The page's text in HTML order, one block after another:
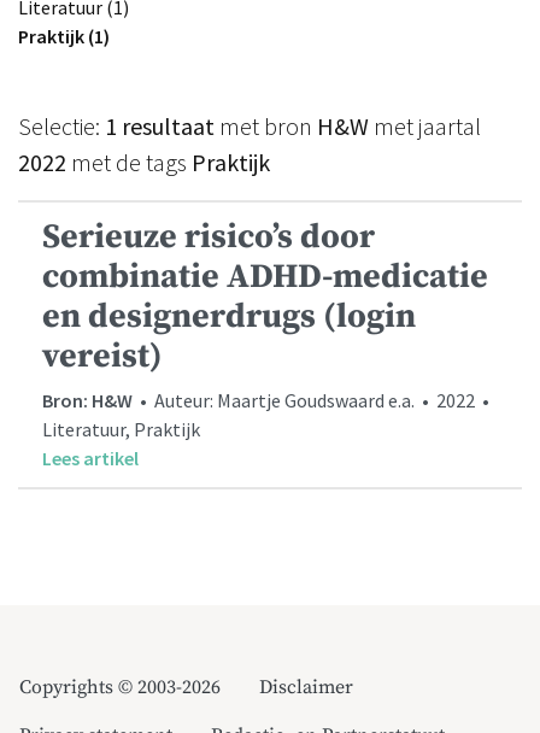
Literatuur (1)
Praktijk (1)
Selectie: 1 resultaat met bron H&W met jaartal
2022 met de tags Praktijk
Serieuze risico’s door
combinatie ADHD-medicatie
en designerdrugs (login
vereist)
Bron: H&W • Auteur: Maartje Goudswaard e.a. • 2022 •
Literatuur, Praktijk
Lees artikel
Copyrights © 2003-2026
Disclaimer